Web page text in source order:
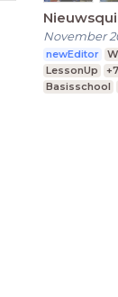
November
newEditor
LessonUp
+7
Basisschool